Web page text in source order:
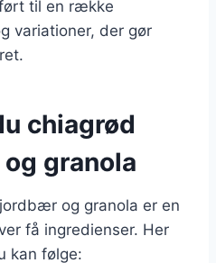
til en række
variationer, der gør
chiagrød
granola
og granola er en
få ingredienser. Her
kan følge: